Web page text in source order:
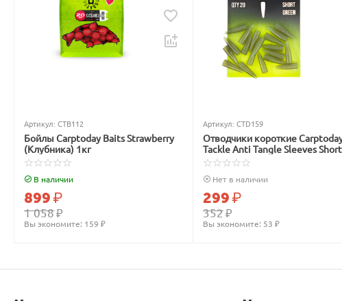
Артикул: CTB112
Бойлы Carptoday Baits Strawberry
(Клубника) 1кг
В наличии
1 058₽
899₽
Вы экономите: 159 ₽
Артикул: CTD159
Отводчики короткие
Tackle Anti Tangle Sleeves Short
зелёные
Нет в наличии
352₽
299₽
Вы экономите: 53 ₽